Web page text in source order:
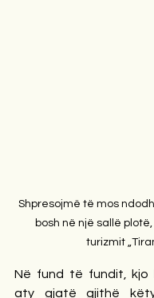
Shpresojmë të mos
bosh në një sallë plotë,
turizmit
Në fund të fundit, kjo
aty gjatë gjithë